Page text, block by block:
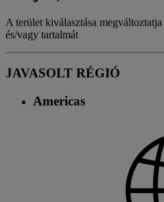
A terület kiválasztása
és/vagy tartalmát
JAVASOLT RÉGIÓ
Americas